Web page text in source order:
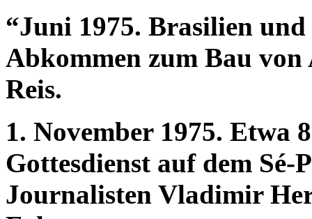
“Juni 1975. Brasilien
Abkommen zum Bau
Reis.
1. November 1975. Etwa
Gottesdienst auf dem
Journalisten Vladimir